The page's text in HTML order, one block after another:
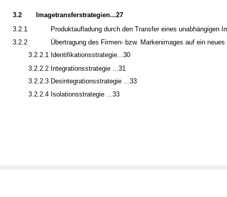
3.2
Imagetransferstrategien...27
3.2.1
Produktaufladung durch den Transfer eines unabhängigen
3.2.2
Übertragung des Firmen- bzw. Markenimages auf ein
3.2.2.1 Identifikationsstrategie...30
3.2.2.2 Integrationsstrategie ...31
3.2.2.3 Desintegrationsstrategie ...33
3.2.2.4 Isolationsstrategie ...33